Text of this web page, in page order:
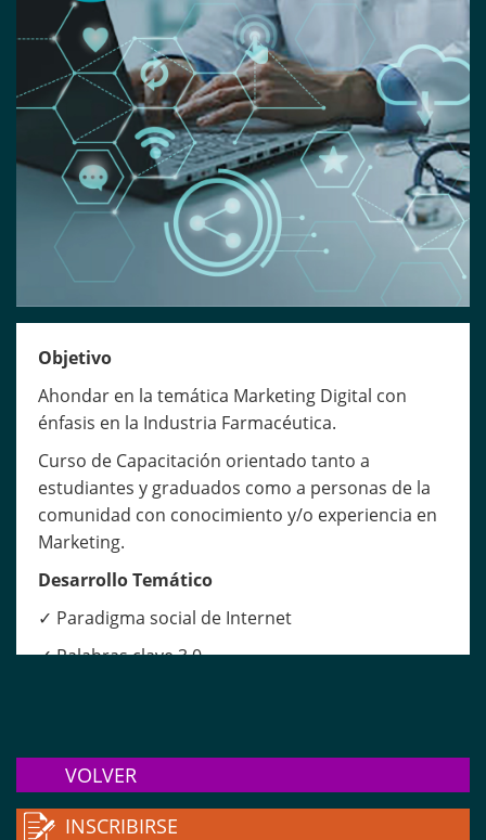
Objetivo
Ahondar en la temática Marketing Digital con
énfasis en la Industria Farmacéutica.
Curso de Capacitación orientado tanto a
estudiantes y graduados como a personas de la
comunidad con conocimiento y/o experiencia en
Marketing.
Desarrollo Temático
✓ Paradigma social de Internet
✓ Palabras clave 3.0
✓ Estrategias online para una mejor venta
✓ Community Management
✓ El universo “Influencer”
VOLVER
INSCRIBIRSE